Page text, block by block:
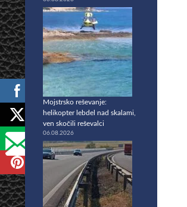
Mojstrsko reševanje:
helikopter lebdel nad skalami,
ven skočili reševalci
06.08.2026